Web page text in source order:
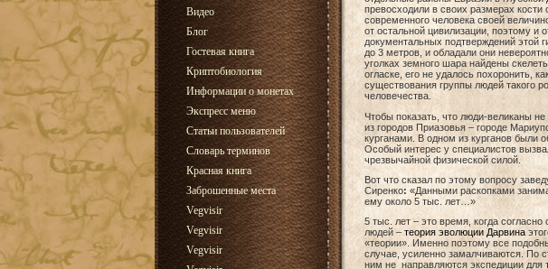
Видео
Блог
Гостевая книга
Криптобиология
Информации о монетах
Экспресс меню
Статьи пользователей
Словарь терминов
Красная книга
Заброшенные места
Vegvisir
Vegvisir
Vegvisir
превосходили в своих размерах
современного человека своей
от остальной цивилизации, поэтому и
документальных подтверждений этой
до 3 метров, и обладали они
уголках земного шара найдены
огласке, его не удалось похоронить,
существования группы людей такого
человечества.
Чтобы показать, что люди-великаны
из городов Приазовья – городе
курганами. В одном из курганов были
Особый интерес у специалистов
чрезвычайной физической силой.
Вот что сказал по этому вопросу
Сиренко: «Данными раскопками
ему около 5 тыс. лет…»
5 тыс. лет – это время, когда
людей – теория эволюции Дарвина
«теории». Именно поэтому все
случае, усиленно замалчиваются. По
ним не направляются экспедиции для